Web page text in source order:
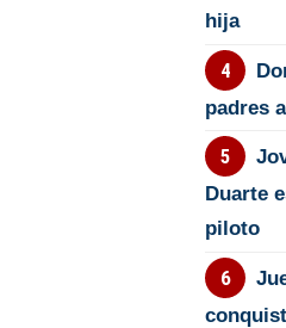
hija
padres
Duarte
piloto